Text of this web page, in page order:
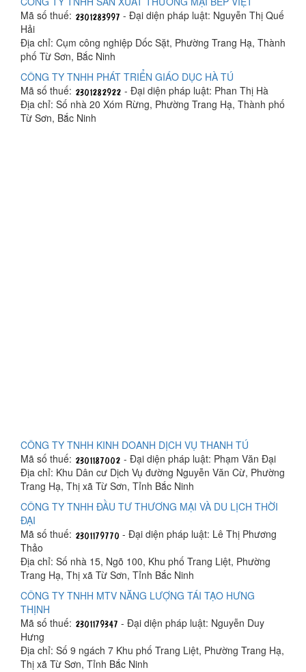
Mã số thuế:
- Đại diện pháp luật: Nguyễn Thị Quế
Hải
Địa chỉ: Cụm công nghiệp Dốc Sặt, Phường Trang Hạ, Thành
phố Từ Sơn, Bắc Ninh
CÔNG TY TNHH PHÁT TRIỂN GIÁO DỤC HÀ TÚ
Mã số thuế:
- Đại diện pháp luật: Phan Thị Hà
Địa chỉ: Số nhà 20 Xóm Rừng, Phường Trang Hạ, Thành phố
Từ Sơn, Bắc Ninh
CÔNG TY TNHH KINH DOANH DỊCH VỤ THANH TÚ
Mã số thuế:
- Đại diện pháp luật: Phạm Văn Đại
Địa chỉ: Khu Dân cư Dịch Vụ đường Nguyễn Văn Cừ, Phường
Trang Hạ, Thị xã Từ Sơn, Tỉnh Bắc Ninh
CÔNG TY TNHH ĐẦU TƯ THƯƠNG MẠI VÀ DU LỊCH THỜI
ĐẠI
Mã số thuế:
- Đại diện pháp luật: Lê Thị Phương
Thảo
Địa chỉ: Số nhà 15, Ngõ 100, Khu phố Trang Liệt, Phường
Trang Hạ, Thị xã Từ Sơn, Tỉnh Bắc Ninh
CÔNG TY TNHH MTV NĂNG LƯỢNG TÁI TẠO HƯNG
THỊNH
Mã số thuế:
- Đại diện pháp luật: Nguyễn Duy
Hưng
Địa chỉ: Số 9 ngách 7 Khu phố Trang Liệt, Phường Trang Hạ,
Thị xã Từ Sơn, Tỉnh Bắc Ninh